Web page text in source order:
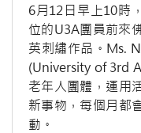
6月12日早上10時
位的U3A團員前來
英刺繡作品。Ms.
(University of 3rd
老年人團體，運用
新事物，每個月都
動。